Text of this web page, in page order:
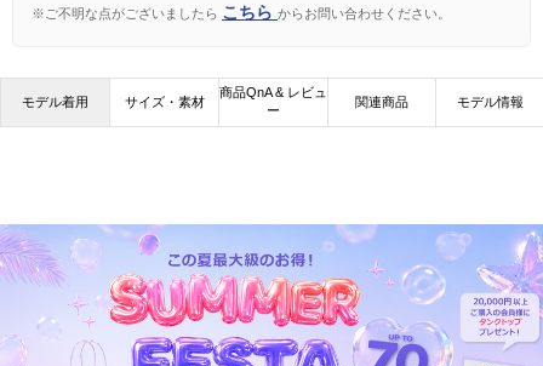
※ご不明な点がございましたら こちら からお問い合わせください。
モデル着用 サイズ・素材
商品QnA & レビュ
ー
関連商品 モデル情報